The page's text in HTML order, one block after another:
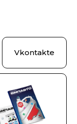
Vkontakte